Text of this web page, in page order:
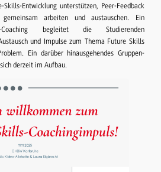
Entwicklung unterstützen, Peer-Feedback
arbeiten und austauschen. Ein
Coaching begleitet die Studierenden
und Impulse zum Thema Future Skills
Ein darüber hinausgehendes Gruppen-
derzeit im Aufbau.